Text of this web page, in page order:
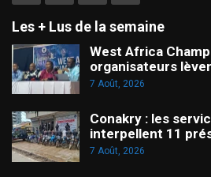
Les + Lus de la semaine
West Africa
organisateurs
7 Août, 2026
Conakry : les
interpellent 11
7 Août, 2026